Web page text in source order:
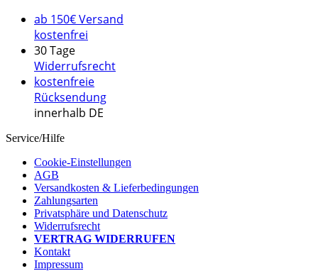
ab 150€ Versand
kostenfrei
30 Tage
Widerrufsrecht
kostenfreie
Rücksendung
innerhalb DE
Service/Hilfe
Cookie-Einstellungen
AGB
Versandkosten & Lieferbedingungen
Zahlungsarten
Privatsphäre und Datenschutz
Widerrufsrecht
VERTRAG WIDERRUFEN
Kontakt
Impressum